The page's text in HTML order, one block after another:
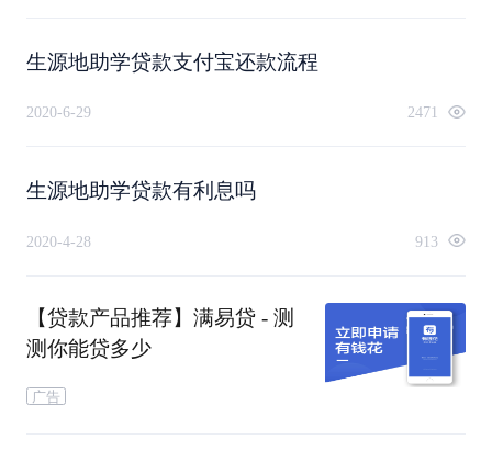
生源地助学贷款支付宝还款流程
2020-6-29 2471
生源地助学贷款有利息吗
2020-4-28 913
【贷款产品推荐】满易贷 - 测
测你能贷多少
广告